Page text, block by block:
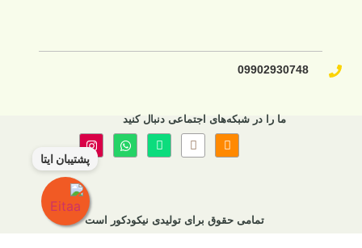
پشتیبان ایتا
09902930748​
ما را در شبکه‌های اجتماعی دنبال کنید
تمامی حقوق برای تولیدی نیکودکور است